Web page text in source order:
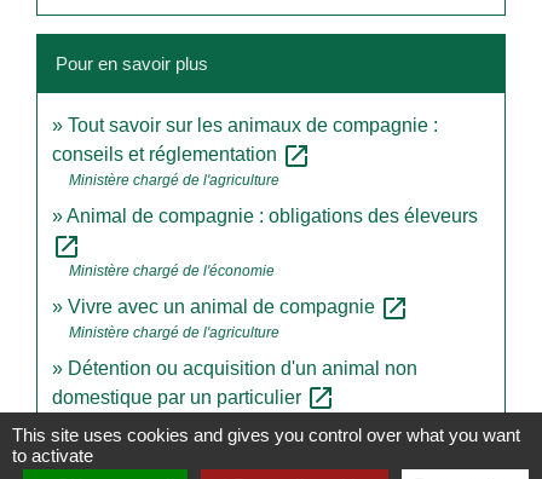
Pour en savoir plus
Tout savoir sur les animaux de compagnie :
conseils et réglementation open_in_new
Ministère chargé de l'agriculture
Animal de compagnie : obligations des éleveurs
open_in_new
Ministère chargé de l'économie
Vivre avec un animal de compagnie open_in_new
Ministère chargé de l'agriculture
Détention ou acquisition d'un animal non
domestique par un particulier open_in_new
This site uses cookies and gives you control over what you want
to activate